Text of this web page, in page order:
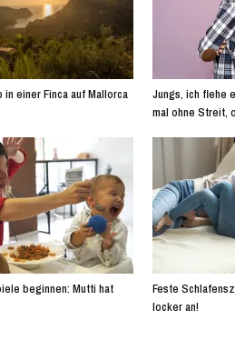
in einer Finca auf Mallorca
Jungs, ich flehe
mal ohne Streit,
beginnen: Mutti hat
Feste
locker an!